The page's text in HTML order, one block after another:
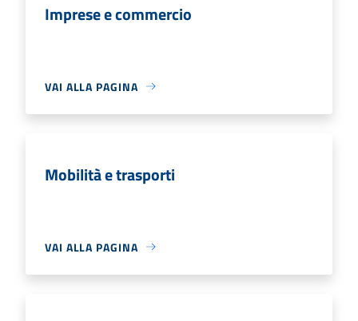
Imprese e commercio
VAI ALLA PAGINA
Mobilità e trasporti
VAI ALLA PAGINA